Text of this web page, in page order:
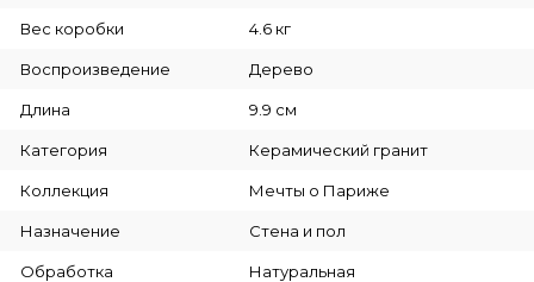
Вес коробки 4.6 кг
Воспроизведение Дерево
Длина 9.9 см
Категория Керамический гранит
Коллекция Мечты о Париже
Назначение Стена и пол
Обработка
Натуральная